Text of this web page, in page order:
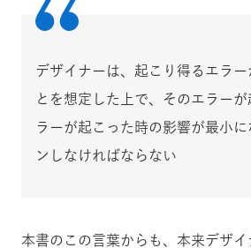
デザイナーは、起こり得るエラー
とを想定した上で、そのエラー
ラーが起こった時の影響が最小
ンしなければならない
本書のこの言葉からも、本来デザ